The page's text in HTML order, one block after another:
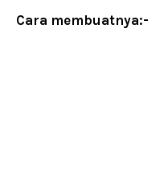
Cara membuatnya:-